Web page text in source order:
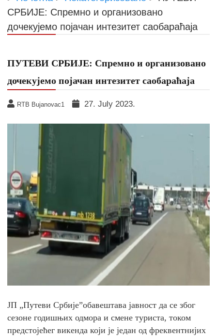
СРБИЈЕ: Спремно и организовано
дочекујемо појачан интезитет саобараћаја
ПУТЕВИ СРБИЈЕ: Спремно и организовано
дочекујемо појачан интезитет саобараћаја
RTB Bujanovac1 27. July 2023.
ЈП „Путеви Србије”обавештава јавност да се због
сезоне годишњих одмора и смене туриста, током
предстојећег викенда који је један од фреквентнијих